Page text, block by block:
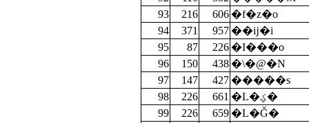
93
216 606 �f�z�o
94
371 957 ��ĳ�i
95
87 226 �I���o
96
150 438 �\�@�N
97
147 427 �����s
98
226 661
�L�ؼ�
99
226 659 �L�Ǧ�